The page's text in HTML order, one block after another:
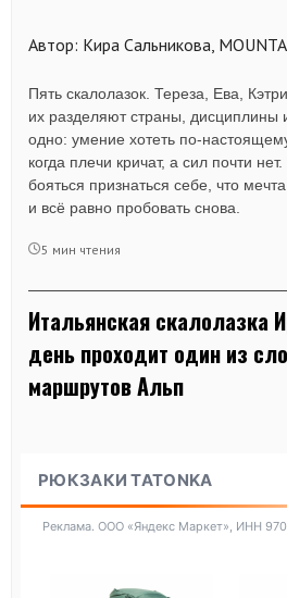
Автор: Кира Сальникова,
Пять скалолазок. Тереза, Ева,
их разделяют страны, дисциплины
одно: умение хотеть по-
когда плечи кричат, а сил почти
бояться признаться себе, что
и всё равно пробовать снова.
5 мин чтения
Итальянская скалолазка
день проходит один из
маршрутов Альп
РЮКЗАКИ TATONKA
Реклама. ООО «Яндекс Маркет», ИНН